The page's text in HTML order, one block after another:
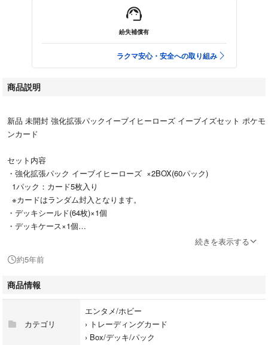
紛失補償有
ラクマ安心・安全への取り組み
商品説明
新品 未開封 強化拡張パックイーブイヒーローズ イーブイズセット ポケモ
ンカード
セット内容
・強化拡張パック イーブイヒーローズ ×2BOX(60パック)
1パック：カード5枚入り
※カードはランダム封入となります。
・デッキシールド(64枚)×1個
・デッキケース×1個
・商品説明
ポケモンセンターオンラインで購入しました。
返品不可となります。
続きを表示する
約5年前
商品情報
カテゴリ
エンタメ/ホビー
› トレーディングカード
› Box/デッキ/パック